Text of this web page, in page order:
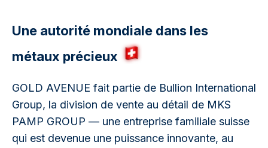
Une autorité mondiale dans les
métaux précieux
GOLD AVENUE fait partie de Bullion International
Group, la division de vente au détail de MKS
PAMP GROUP — une entreprise familiale suisse
qui est devenue une puissance innovante, au